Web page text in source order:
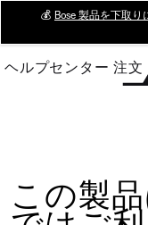
Main
💰 Bose 製品を下取
ヘルプセンター 注文
この製